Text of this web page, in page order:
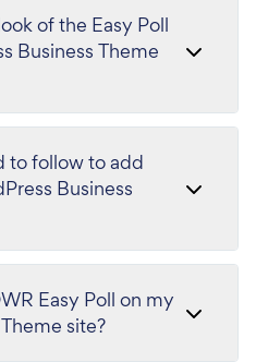
of the Easy Poll
Business Theme
to follow to add
Business
Easy Poll on my
site?